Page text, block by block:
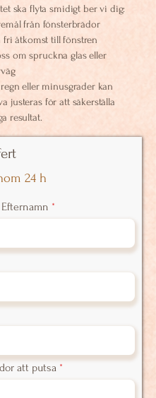
ska flyta smidigt ber vi dig:
från fönsterbrädor
fri åtkomst till fönstren
om spruckna glas eller
eller minusgrader kan
justeras för att säkerställa
resultat.
24 h
att putsa